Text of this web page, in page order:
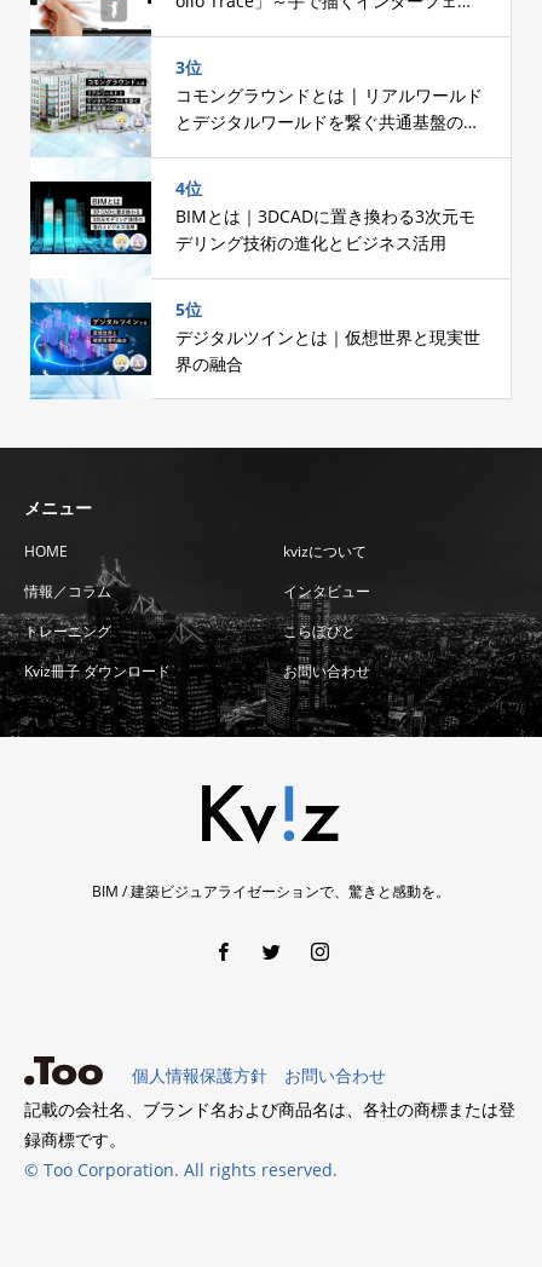
3位
コモングラウンドとは | リアルワールド
とデジタルワールドを繋ぐ共通基盤の設
4位
BIMとは｜3DCADに置き換わる3次元モ
デリング技術の進化とビジネス活用
5位
デジタルツインとは｜仮想世界と現実世
界の融合
メニュー
HOME
kvizについて
情報／コラム
インタビュー
トレーニング
こらぼびと
Kviz冊子 ダウンロード
お問い合わせ
BIM / 建築ビジュアライゼーションで、驚きと感動を。
個人情報保護方針
お問い合わせ
記載の会社名、ブランド名および商品名は、各社の商標または登
録商標です。
© Too Corporation. All rights reserved.